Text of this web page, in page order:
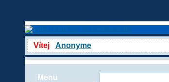
Vítej Anonyme
Menu